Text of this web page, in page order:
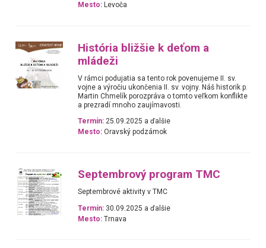
Mesto: Levoča
História bližšie k deťom a
mládeži
V rámci podujatia sa tento rok povenujeme II. sv.
vojne a výročiu ukončenia II. sv. vojny. Náš historik p.
Martin Chmelík porozpráva o tomto veľkom konflikte
a prezradí mnoho zaujímavosti.
Termín: 25.09.2025 a ďalšie
Mesto: Oravský podzámok
Septembrový program TMC
Septembrové aktivity v TMC
Termín: 30.09.2025 a ďalšie
Mesto: Trnava